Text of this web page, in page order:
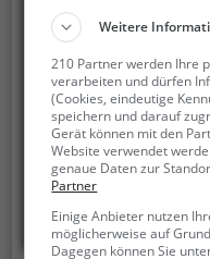
Weitere
210 Partner werden Ihre
verarbeiten und dürfen
(Cookies, eindeutige
speichern und darauf
Gerät können mit den
Website verwendet
genaue Daten zur
Partner
Einige Anbieter nutzen
möglicherweise auf
Dagegen können Sie